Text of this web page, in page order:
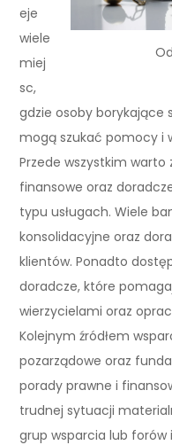
eje
wiele
miej
sc,
gdzie osoby borykające
mogą szukać pomocy i
Przede wszystkim
finansowe oraz
typu usługach. Wiele
konsolidacyjne oraz
klientów. Ponadto
doradcze, które
wierzycielami oraz
Kolejnym źródłem
pozarządowe oraz
porady prawne i
trudnej sytuacji
grup wsparcia lub